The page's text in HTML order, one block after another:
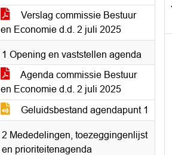
Verslag commissie Bestuur
en Economie d.d. 2 juli 2025
1 Opening en vaststellen agenda
Agenda commissie Bestuur
en Economie d.d. 2 juli 2025
Geluidsbestand agendapunt 1
2 Mededelingen, toezeggingenlijst
en prioriteitenagenda